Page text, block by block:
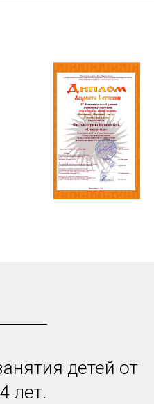
детей от
лет.